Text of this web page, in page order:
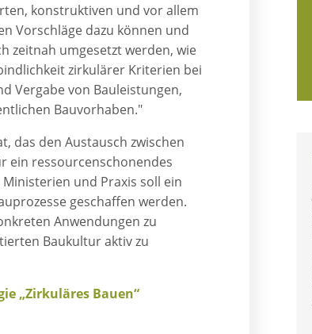
konstruktiven und vor allem
Vorschläge dazu können und
zeitnah umgesetzt werden, wie
zirkulärer Kriterien bei
Vergabe von Bauleistungen,
Bauvorhaben."
das den Austausch zwischen
ein ressourcenschonendes
und Praxis soll ein
geschaffen werden.
Anwendungen zu
Baukultur aktiv zu
„Zirkuläres Bauen“